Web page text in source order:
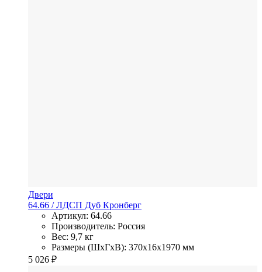
Двери
64.66 / ЛДСП Дуб Кронберг
Артикул: 64.66
Производитель: Россия
Вес: 9,7 кг
Размеры (ШхГхВ): 370x16x1970 мм
5 026 ₽